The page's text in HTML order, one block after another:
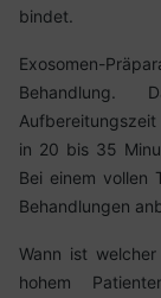
bindet.
Exosomen-
Behandlung.
in 20 bis 35
Bei einem vollen
Behandlungen
Wann ist
hohem